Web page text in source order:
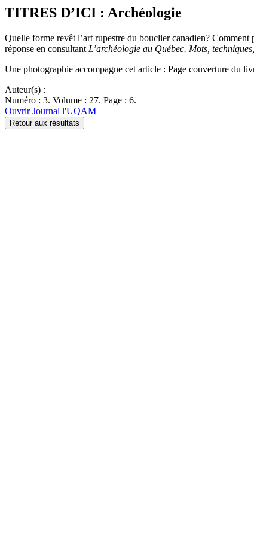
TITRES D’ICI : Archéologie
Quelle forme revêt l’art rupestre du bouclier canadien?
réponse en consultant L’archéologie au Québec. Mots,
Une photographie accompagne cet article : Page couverture du
Auteur(s) :
Numéro : 3. Volume : 27. Page : 6.
Ouvrir Journal l'UQAM
Retour aux résultats